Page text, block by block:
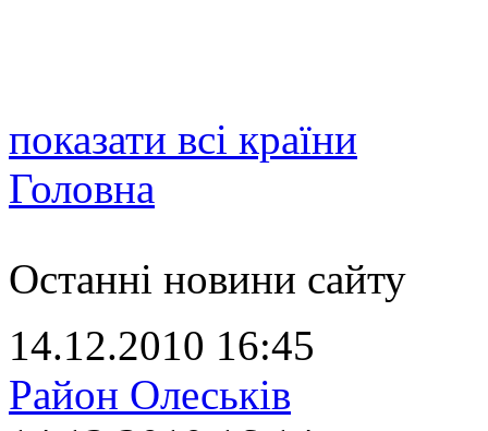
показати всі країни
Головна
Останні новини сайту
14.12.2010 16:45
Район Олеськів